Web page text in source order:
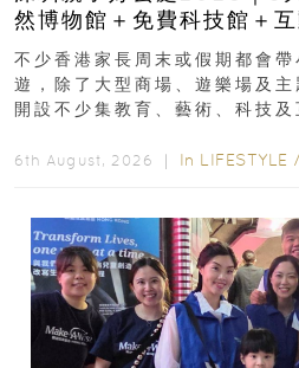
然博物館＋免費科技館＋
齡、交通、門票、開放時間
不少香港家長周末或假期都會帶
遊，除了大型商場、遊樂場及
開設不少集教育、藝術、科技
6th August, 2026 ｜ In LIFESTYLE /